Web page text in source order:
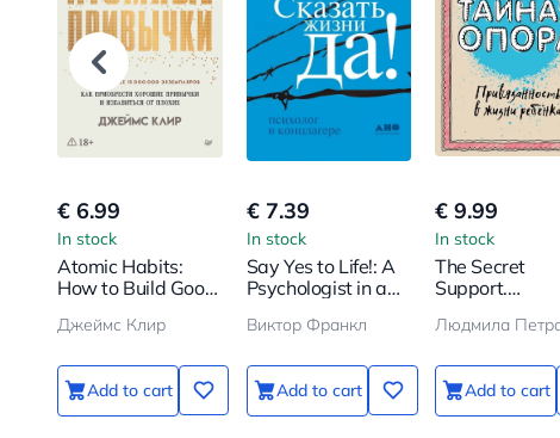
€ 6.99
In stock
Atomic Habits:
How to Build Good
Bad Ones
Джеймс Клир
Add to cart
€ 7.39
In stock
Say Yes to Life!: A
Psychologist in a
Camp
Виктор Франкл
Add to cart
€ 9.99
In stock
The Secret
Support.
Child's Life
Add to cart